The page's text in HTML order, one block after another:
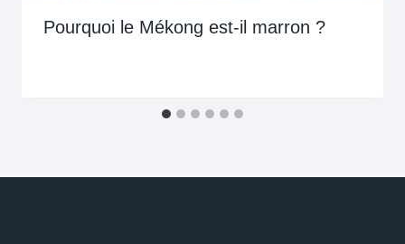
Pourquoi le Mékong est-il marron ?